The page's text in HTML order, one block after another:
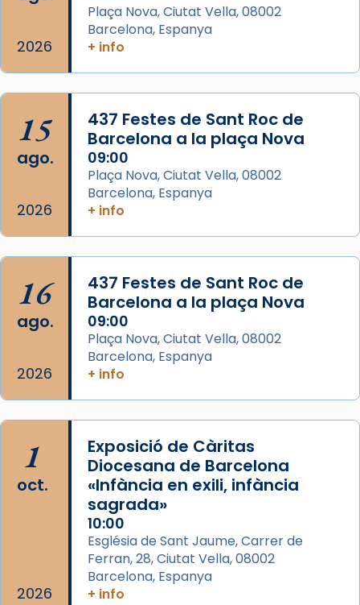
Segons el llibre dels Fets (12,2) fou el primer
apòstol màrtir, decapitat a Jerusalem per
Herodes Agripa (vers l'any 44).
Regnes castellans i més tard de tota
Espanya.
El seu sepulcre a Compostela fou un g
Foto
2026
Plaça Nova, Ciutat Vella, 08002
Barcelona, Espanya
+ info
15
ago.
2026
437 Festes de Sant Roc de
Barcelona a la plaça Nova
09:00
Plaça Nova, Ciutat Vella, 08002
Barcelona, Espanya
+ info
16
ago.
2026
437 Festes de Sant Roc de
Barcelona a la plaça Nova
09:00
Plaça Nova, Ciutat Vella, 08002
Barcelona, Espanya
+ info
1
oct.
2026
Exposició de Càritas
Diocesana de Barcelona
«Infància en exili, infància
sagrada»
10:00
Església de Sant Jaume, Carrer de
Ferran, 28, Ciutat Vella, 08002
Barcelona, Espanya
+ info